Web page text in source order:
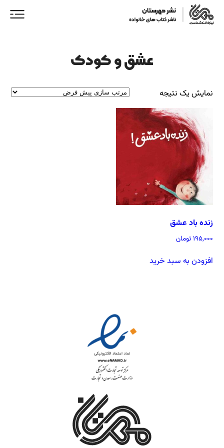
ورود/ عضویت
خانه
فروشگاه
نمایندگان فروش
همکاری با ما
آشنایی باما
تماس باما
عشق و کودک
نمایش یک نتیجه
زنده‌ باد عشق
195,000 تومان
افزودن به سبد خرید